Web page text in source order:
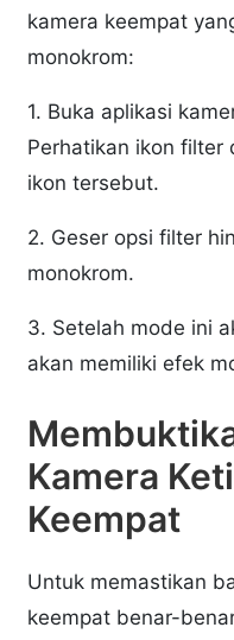
kamera keempat
monokrom:
1. Buka aplikasi
Perhatikan ikon filter
ikon tersebut.
2. Geser opsi filter
monokrom.
3. Setelah mode ini
akan memiliki efek
Kamera
Keempat
Untuk memastikan
keempat benar-